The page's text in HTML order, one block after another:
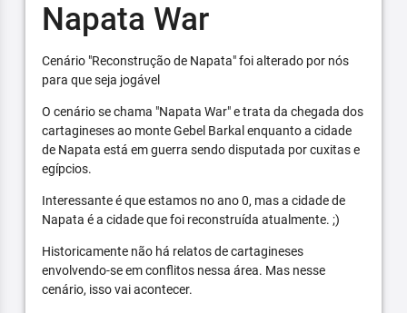
Napata War
Cenário "Reconstrução de Napata" foi alterado por nós
para que seja jogável
O cenário se chama "Napata War" e trata da chegada dos
cartagineses ao monte Gebel Barkal enquanto a cidade
de Napata está em guerra sendo disputada por cuxitas e
egípcios.
Interessante é que estamos no ano 0, mas a cidade de
Napata é a cidade que foi reconstruída atualmente. ;)
Historicamente não há relatos de cartagineses
envolvendo-se em conflitos nessa área. Mas nesse
cenário, isso vai acontecer.